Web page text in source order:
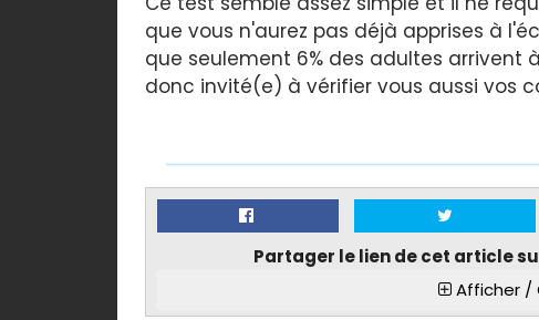
que vous n'aurez pas déjà apprises à
que seulement 6% des adultes arrivent
donc invité(e) à vérifier vous aussi vos
Partager le lien de cet article
Afficher /